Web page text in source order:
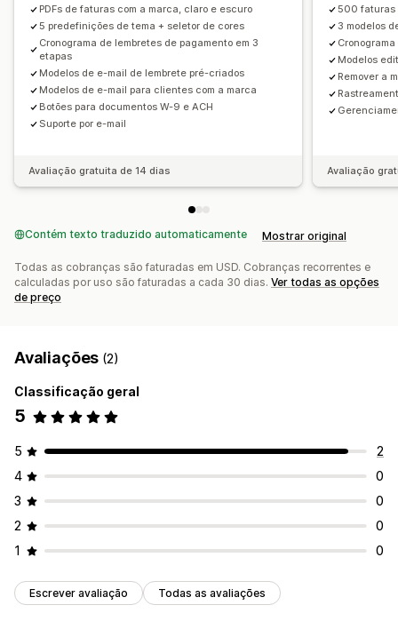
PDFs de faturas com a marca, claro e escuro
5 predefinições de tema + seletor de cores
Cronograma de lembretes de pagamento em 3
etapas
Modelos de e-mail de lembrete pré-criados
Modelos de e-mail para clientes com a marca
Botões para documentos W-9 e ACH
Suporte por e-mail
Avaliação gratuita de 14 dias
500 faturas
3 modelos
Modelos
Remover a
Avaliação
Contém texto traduzido automaticamente Mostrar original
Todas as cobranças são faturadas em USD. Cobranças recorrentes e
calculadas por uso são faturadas a cada 30 dias. Ver todas as opções
de preço
Avaliações (2)
Classificação geral
5
5
2
4
0
3
0
2
0
1
0
Escrever avaliação Todas as avaliações